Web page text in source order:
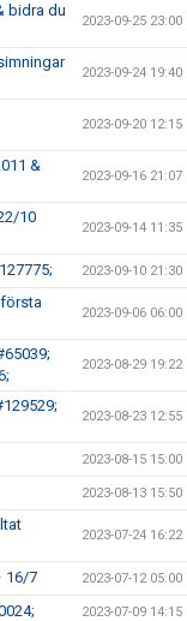
bidra du
2023-09-25 23:00
2023-09-24 19:40
2023-09-20 12:15
&
2023-09-16 21:07
10
2023-09-14 11:35
2023-09-10 21:30
2023-09-06 06:00
2023-08-29 19:22
2023-08-23 12:55
2023-08-15 15:00
2023-08-13 15:50
2023-07-24 16:22
16/7 2023-07-12 05:00
2023-07-09 14:15